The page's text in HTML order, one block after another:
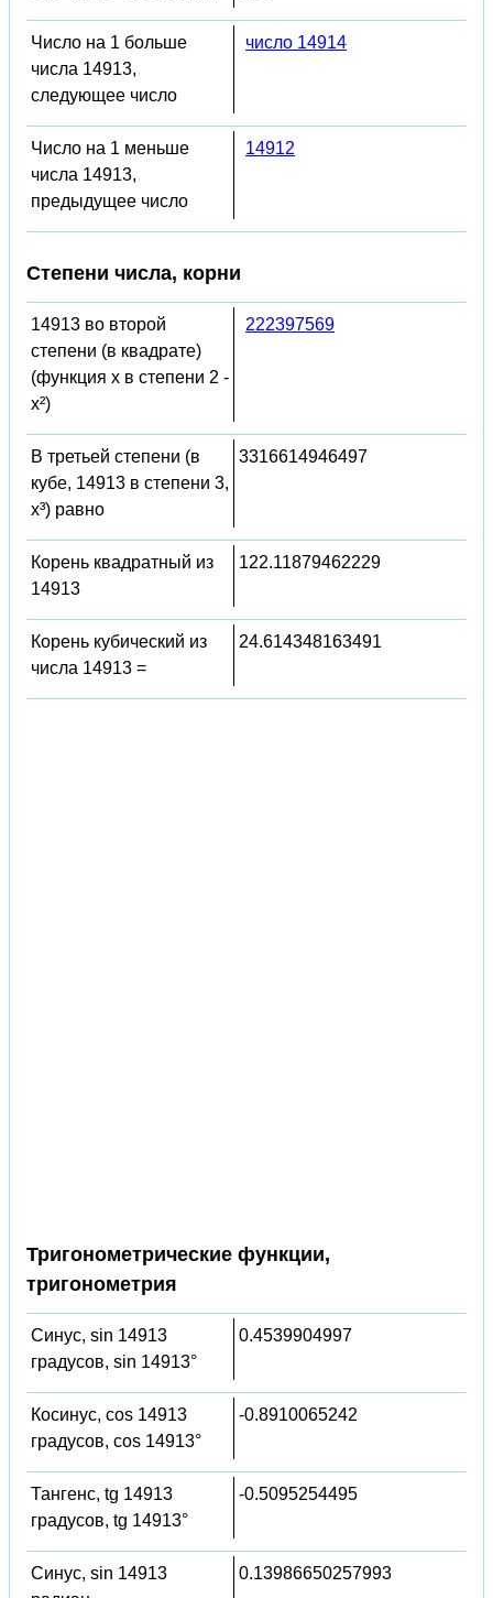
Число на 1 больше
числа 14913,
следующее число
число 14914
Число на 1 меньше
числа 14913,
предыдущее число
14912
Степени числа, корни
14913 во второй
степени (в квадрате)
(функция x в степени 2 -
x²)
222397569
В третьей степени (в
кубе, 14913 в степени 3,
x³) равно
3316614946497
Корень квадратный из
14913
122.11879462229
Корень кубический из
числа 14913 =
24.614348163491
Тригонометрические функции,
тригонометрия
Синус, sin 14913
градусов, sin 14913°
0.4539904997
Косинус, cos 14913
градусов, cos 14913°
-0.8910065242
Тангенс, tg 14913
градусов, tg 14913°
-0.5095254495
Синус, sin 14913
0.13986650257993